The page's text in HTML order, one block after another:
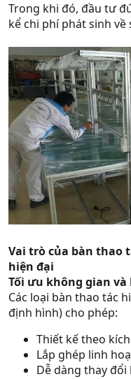
Trong khi đó, đầu tư
kể chi phí phát sinh về
Vai trò của bàn thao
hiện đại
Tối ưu không gian
Các loại bàn thao tác
định hình) cho phép:
Thiết kế theo
Lắp ghép linh
Dễ dàng thay đổi